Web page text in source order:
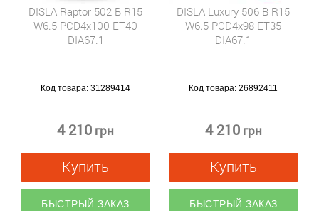
DISLA Raptor 502 B R15
W6.5 PCD4x100 ET40
DIA67.1
Код товара:31289414
4 210 грн
Купить
БЫСТРЫЙ ЗАКАЗ
DISLA Luxury 506 B R15
W6.5 PCD4x98 ET35
DIA67.1
Код товара:26892411
4 210 грн
Купить
БЫСТРЫЙ ЗАКАЗ